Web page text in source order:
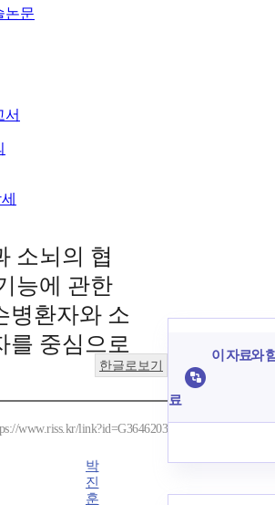
논문
서
소뇌의 협
능에 관한
병환자와 소
를 중심으로
한글로보기
www.riss.kr/link?id=G3646203
박
진
훈
이 자료와
료